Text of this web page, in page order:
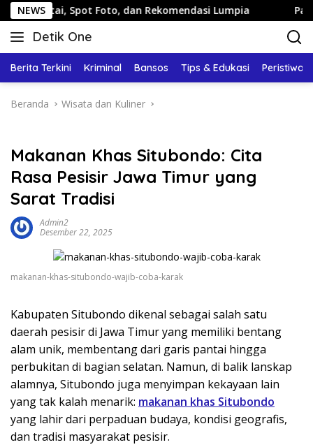
Langsung
ke
konten
NEWSFoto, dan Rekomendasi Lumpia Panduan
Detik One
Tajam
Fakta
Berita Terkini Kriminal Bansos Tips & Edukasi Peristiwa
Beranda Wisata dan Kuliner
Makanan Khas Situbondo: Cita
Rasa Pesisir Jawa Timur yang
Sarat Tradisi
Admin2
Desember 22, 2025
makanan-khas-situbondo-wajib-coba-karak
Kabupaten Situbondo dikenal sebagai salah satu
daerah pesisir di Jawa Timur yang memiliki bentang
alam unik, membentang dari garis pantai hingga
perbukitan di bagian selatan. Namun, di balik lanskap
alamnya, Situbondo juga menyimpan kekayaan lain
yang tak kalah menarik: makanan khas Situbondo
yang lahir dari perpaduan budaya, kondisi geografis,
dan tradisi masyarakat pesisir.